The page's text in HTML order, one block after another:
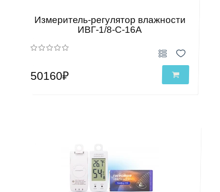
Измеритель-регулятор влажности
ИВГ-1/8-С-16А
50160₽